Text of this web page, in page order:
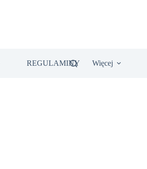
REGULAMINY Więcej